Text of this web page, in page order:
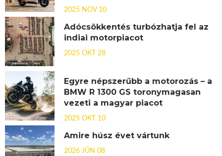
2025 NOV 10
Adócsökkentés turbózhatja fel az
indiai motorpiacot
2025 OKT 28
Egyre népszerűbb a motorozás – a
BMW R 1300 GS toronymagasan
vezeti a magyar piacot
2025 OKT 10
Amire húsz évet vártunk
2026 JÚN 08